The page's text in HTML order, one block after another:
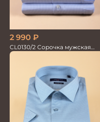
2 990 ₽
CL0130/2 Сорочка мужская
кор.рукав